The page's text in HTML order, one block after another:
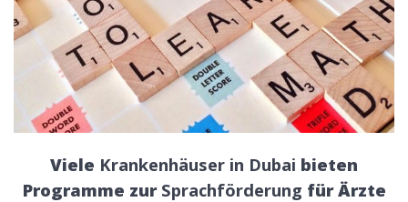
Viele Krankenhäuser in Dubai bieten
Programme zur Sprachförderung für Ärzte